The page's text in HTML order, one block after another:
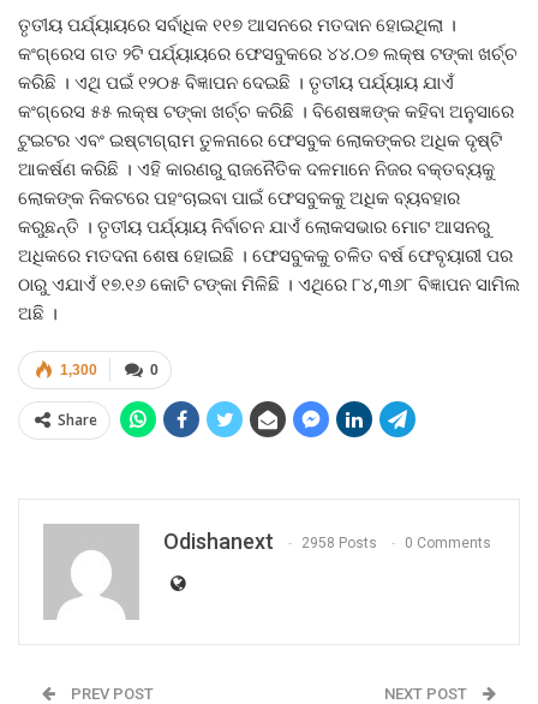
ତୃତୀୟ ପର୍ଯ୍ୟାୟରେ ସର୍ବାଧିକ ୧୧୭ ଆସନରେ ମତଦାନ ହୋଇଥିଲା ।
କଂଗ୍ରେସ ଗତ ୨ଟି ପର୍ଯ୍ୟାୟରେ ଫେସବୁକରେ ୪୪.୦୭ ଲକ୍ଷ ଟଙ୍କା ଖର୍ଚ୍ଚ
କରିଛି । ଏଥି ପଇଁ ୧୨୦୫ ବିଜ୍ଞାପନ ଦେଇଛି । ତୃତୀୟ ପର୍ଯ୍ୟାୟ ଯାଏଁ
କଂଗ୍ରେସ ୫୫ ଲକ୍ଷ ଟଙ୍କା ଖର୍ଚ୍ଚ କରିଛି । ବିଶେଷଜ୍ଞଙ୍କ କହିବା ଅନୁସାରେ
ଟୁଇଟର ଏବଂ ଇଷ୍ଟାଗ୍ରାମ ତୁଳନାରେ ଫେସବୁକ ଲୋକଙ୍କର ଅଧିକ ଦୃଷ୍ଟି
ଆକର୍ଷଣ କରିଛି । ଏହି କାରଣରୁ ରାଜନୈତିକ ଦଳମାନେ ନିଜର ବକ୍ତବ୍ୟକୁ
ଲୋକଙ୍କ ନିକଟରେ ପହଂଚାଇବା ପାଇଁ ଫେସବୁକକୁ ଅଧିକ ବ୍ୟବହାର
କରୁଛନ୍ତି । ତୃତୀୟ ପର୍ଯ୍ୟାୟ ନିର୍ବାଚନ ଯାଏଁ ଲୋକସଭାର ମୋଟ ଆସନରୁ
ଅଧିକରେ ମତଦନା ଶେଷ ହୋଇଛି । ଫେସବୁକକୁ ଚଳିତ ବର୍ଷ ଫେବୃୟାରୀ ପର
ଠାରୁ ଏଯାଏଁ ୧୭.୧୬ କୋଟି ଟଙ୍କା ମିଳିଛି । ଏଥିରେ ୮୪,୩୬୮ ବିଜ୍ଞାପନ ସାମିଲ
ଅଛି ।
0
1,300
Share
Odishanext 2958 Posts 0 Comments
PREV POST NEXT POST